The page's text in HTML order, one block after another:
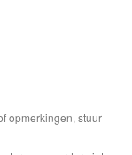
opmerkingen, stuur